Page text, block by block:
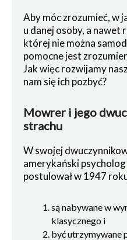
Aby móc zrozumieć, w
u danej osoby, a nawet
której nie można
pomocne jest
Jak więc rozwijamy
nam się ich pozbyć?
Mowrer i jego
strachu
W swojej
amerykański psycholog
postulował w 1947
są nabywane w
klasycznego i
być utrzymywane